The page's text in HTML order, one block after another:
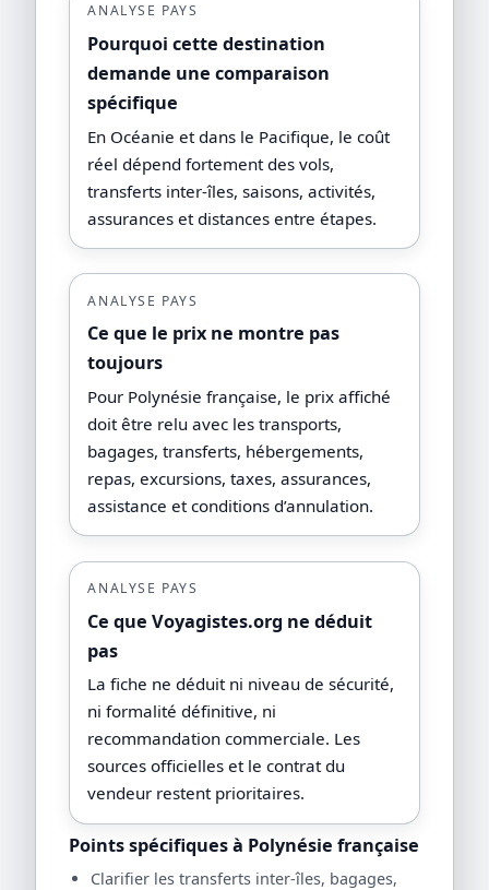
ANALYSE PAYS
Pourquoi cette destination
demande une comparaison
spécifique
En Océanie et dans le Pacifique, le coût
réel dépend fortement des vols,
transferts inter-îles, saisons, activités,
assurances et distances entre étapes.
ANALYSE PAYS
Ce que le prix ne montre pas
toujours
Pour Polynésie française, le prix affiché
doit être relu avec les transports,
bagages, transferts, hébergements,
repas, excursions, taxes, assurances,
assistance et conditions d’annulation.
ANALYSE PAYS
Ce que Voyagistes.org ne déduit
pas
La fiche ne déduit ni niveau de sécurité,
ni formalité définitive, ni
recommandation commerciale. Les
sources officielles et le contrat du
vendeur restent prioritaires.
Points spécifiques à Polynésie française
Clarifier les transferts inter-îles, bagages,